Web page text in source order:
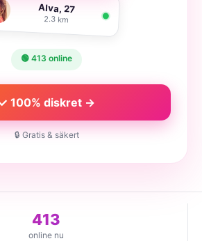
Alva, 27
2.3 km
🟢 413 online
100% diskret →
🔒 Gratis & säkert
413
online nu